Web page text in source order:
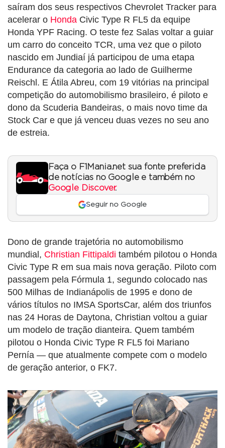
saíram dos seus respectivos Chevrolet Tracker para
acelerar o Honda Civic Type R FL5 da equipe
Honda YPF Racing. O teste fez Salas voltar a guiar
um carro do conceito TCR, uma vez que o piloto
nascido em Jundiaí já participou de uma etapa
Endurance da categoria ao lado de Guilherme
Reischl. E Átila Abreu, com 19 vitórias na principal
competição do automobilismo brasileiro, é piloto e
dono da Scuderia Bandeiras, o mais novo time da
Stock Car e que já venceu duas vezes no seu ano
de estreia.
Faça o F1Mania.net sua fonte preferida
de notícias no Google e também no
Google Discover.
Seguir no Google
Dono de grande trajetória no automobilismo
mundial, Christian Fittipaldi também pilotou o Honda
Civic Type R em sua mais nova geração. Piloto com
passagem pela Fórmula 1, segundo colocado nas
500 Milhas de Indianápolis de 1995 e dono de
vários títulos no IMSA SportsCar, além dos triunfos
nas 24 Horas de Daytona, Christian voltou a guiar
um modelo de tração dianteira. Quem também
pilotou o Honda Civic Type R FL5 foi Mariano
Pernía — que atualmente compete com o modelo
de geração anterior, o FK7.